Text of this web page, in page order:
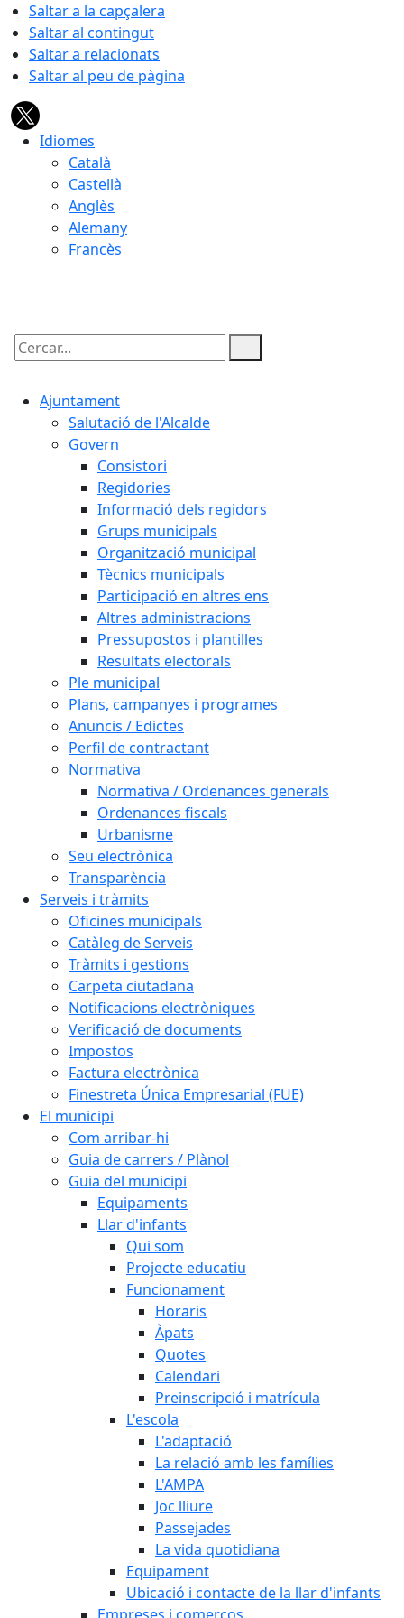
Saltar a la capçalera
Saltar al contingut
Saltar a relacionats
Saltar al peu de pàgina
Idiomes
Català
Castellà
Anglès
Alemany
Francès
Cercar:
Ajuntament
Salutació de l'Alcalde
Govern
Consistori
Regidories
Informació dels regidors
Grups municipals
Organització municipal
Tècnics municipals
Participació en altres ens
Altres administracions
Pressupostos i plantilles
Resultats electorals
Ple municipal
Plans, campanyes i programes
Anuncis / Edictes
Perfil de contractant
Normativa
Normativa / Ordenances generals
Ordenances fiscals
Urbanisme
Seu electrònica
Transparència
Serveis i tràmits
Oficines municipals
Catàleg de Serveis
Tràmits i gestions
Carpeta ciutadana
Notificacions electròniques
Verificació de documents
Impostos
Factura electrònica
Finestreta Única Empresarial (FUE)
El municipi
Com arribar-hi
Guia de carrers / Plànol
Guia del municipi
Equipaments
Llar d'infants
Qui som
Projecte educatiu
Funcionament
Horaris
Àpats
Quotes
Calendari
Preinscripció i matrícula
L'escola
L'adaptació
La relació amb les famílies
L'AMPA
Joc lliure
Passejades
La vida quotidiana
Equipament
Ubicació i contacte de la llar d'infants